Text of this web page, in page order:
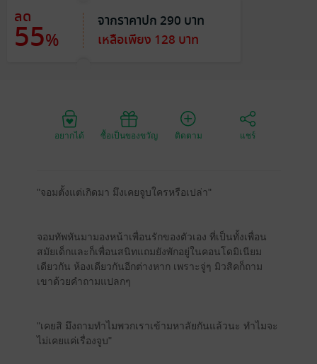
ลด
55%
จากราคาปก 290 บาท
เหลือเพียง 128 บาท
อยากได้ ซื้อเป็นของขวัญ ติดตาม แชร์
"จอมตั้งแต่เกิดมา มึงเคยจูบใครหรือเปล่า"
จอมทัพหันมามองหน้าเพื่อนรักของตัวเอง ที่เป็นทั้งเพื่อน
สมัยเด็กและก็เพื่อนสนิทแถมยังพักอยู่ในคอนโดมิเนียม
เดียวกัน ห้องเดียวกันอีกต่างหาก เพราะจู่ๆ มิวสิคก็ถาม
เขาด้วยคำถามแปลกๆ
"เคยสิ มึงถามทำไมพวกเราเข้ามหาลัยกันแล้วนะ ทำไมจะ
ไม่เคยแค่เรื่องจูบ"